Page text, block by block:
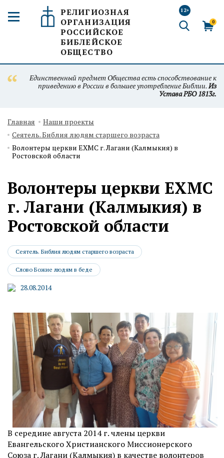
РЕЛИГИОЗНАЯ
ОРГАНИЗАЦИЯ
РОССИЙСКОЕ
БИБЛЕЙСКОЕ
ОБЩЕСТВО
12+
0
Единственный предмет Общества есть способствование к
приведению в России в большее употребление Библии.Из
Устава РБО 1813г.
Главная
Наши проекты
Сеятель. Библия людям старшего возраста
Волонтеры церкви ЕХМС г. Лагани (Калмыкия) в
Ростовской области
Волонтеры церкви ЕХМС
г. Лагани (Калмыкия) в
Ростовской области
Сеятель. Библия людям старшего возраста
Слово Божие людям в беде
28.08.2014
В середине августа 2014 г. члены церкви
Евангельского Христианского Миссионерского
Союза г. Лагани (Калмыкия) в качестве волонтеров